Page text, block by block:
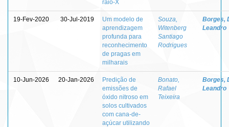
raio-X
19-Fev-2020 30-Jul-2019
Um modelo de
aprendizagem
profunda para
reconhecimento
de pragas em
milharais
Souza,
Witenberg
Santiago
Rodrigues
Borges,
Leandro
10-Jun-2026 20-Jan-2026
Predição de
emissões de
óxido nitroso em
solos cultivados
com cana-de-
açúcar utilizando
Bonato,
Rafael
Teixeira
Borges,
Leandro